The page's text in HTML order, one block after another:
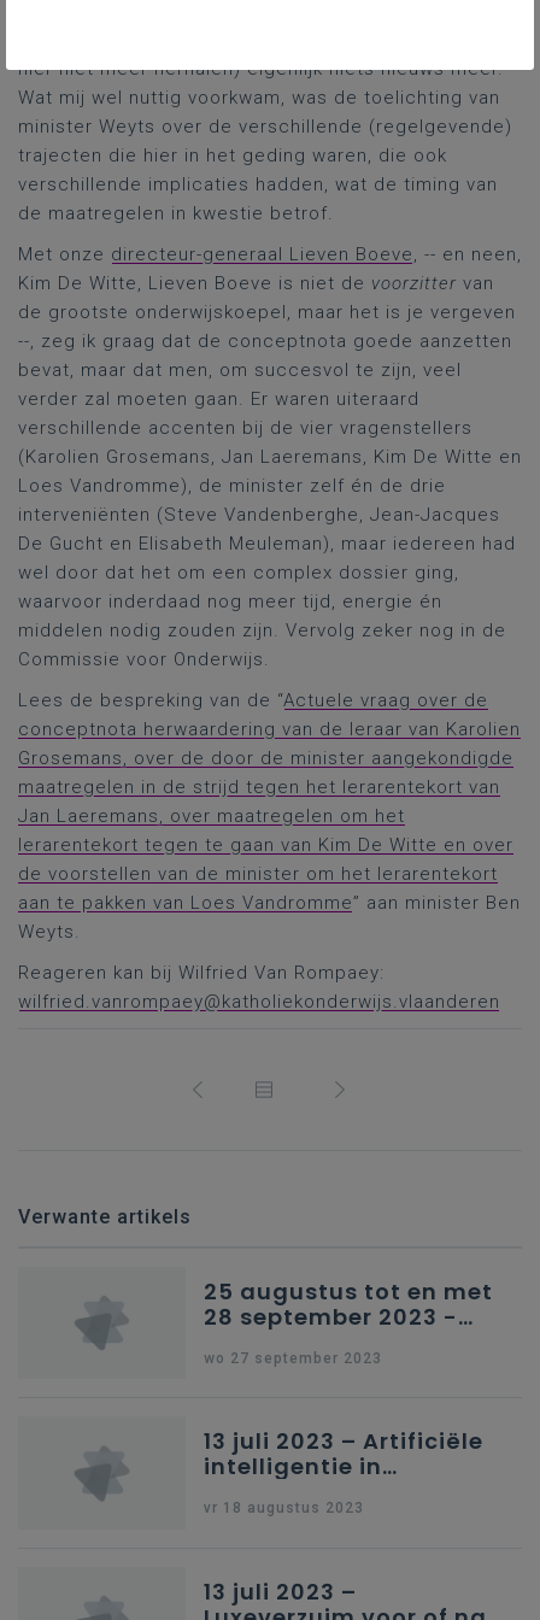
hier niet meer herhalen) eigenlijk niets nieuws meer.
Wat mij wel nuttig voorkwam, was de toelichting van
minister Weyts over de verschillende (regelgevende)
trajecten die hier in het geding waren, die ook
verschillende implicaties hadden, wat de timing van
de maatregelen in kwestie betrof.
Met onze directeur-generaal Lieven Boeve, -- en neen,
Kim De Witte, Lieven Boeve is niet de voorzitter van
de grootste onderwijskoepel, maar het is je vergeven
--, zeg ik graag dat de conceptnota goede aanzetten
bevat, maar dat men, om succesvol te zijn, veel
verder zal moeten gaan. Er waren uiteraard
verschillende accenten bij de vier vragenstellers
(Karolien Grosemans, Jan Laeremans, Kim De Witte en
Loes Vandromme), de minister zelf én de drie
interveniënten (Steve Vandenberghe, Jean-Jacques
De Gucht en Elisabeth Meuleman), maar iedereen had
wel door dat het om een complex dossier ging,
waarvoor inderdaad nog meer tijd, energie én
middelen nodig zouden zijn. Vervolg zeker nog in de
Commissie voor Onderwijs.
Lees de bespreking van de “Actuele vraag over de
conceptnota herwaardering van de leraar van Karolien
Grosemans, over de door de minister aangekondigde
maatregelen in de strijd tegen het lerarentekort van
Jan Laeremans, over maatregelen om het
lerarentekort tegen te gaan van Kim De Witte en over
de voorstellen van de minister om het lerarentekort
aan te pakken van Loes Vandromme” aan minister Ben
Weyts.
Reageren kan bij Wilfried Van Rompaey:
wilfried.vanrompaey@katholiekonderwijs.vlaanderen
Verwante artikels
25 augustus tot en met
28 september 2023 -
wo 27 september 2023
13 juli 2023 – Artificiële
intelligentie in
vr 18 augustus 2023
13 juli 2023 –